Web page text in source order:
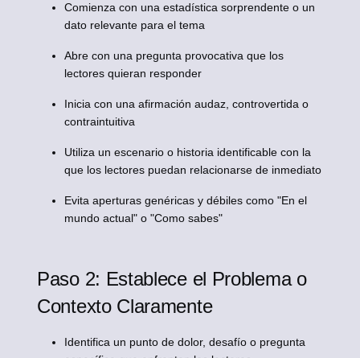
Comienza con una estadística sorprendente o un
dato relevante para el tema
Abre con una pregunta provocativa que los
lectores quieran responder
Inicia con una afirmación audaz, controvertida o
contraintuitiva
Utiliza un escenario o historia identificable con la
que los lectores puedan relacionarse de inmediato
Evita aperturas genéricas y débiles como "En el
mundo actual" o "Como sabes"
Paso 2: Establece el Problema o
Contexto Claramente
Identifica un punto de dolor, desafío o pregunta